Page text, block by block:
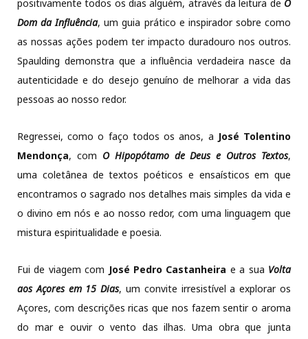
positivamente todos os dias alguém, através da leitura de O
Dom da Influência, um guia prático e inspirador sobre como
as nossas ações podem ter impacto duradouro nos outros.
Spaulding demonstra que a influência verdadeira nasce da
autenticidade e do desejo genuíno de melhorar a vida das
pessoas ao nosso redor.
Regressei, como o faço todos os anos, a José Tolentino
Mendonça, com O Hipopótamo de Deus e Outros Textos,
uma coletânea de textos poéticos e ensaísticos em que
encontramos o sagrado nos detalhes mais simples da vida e
o divino em nós e ao nosso redor, com uma linguagem que
mistura espiritualidade e poesia.
Fui de viagem com José Pedro Castanheira e a sua Volta
aos Açores em 15 Dias, um convite irresistível a explorar os
Açores, com descrições ricas que nos fazem sentir o aroma
do mar e ouvir o vento das ilhas. Uma obra que junta